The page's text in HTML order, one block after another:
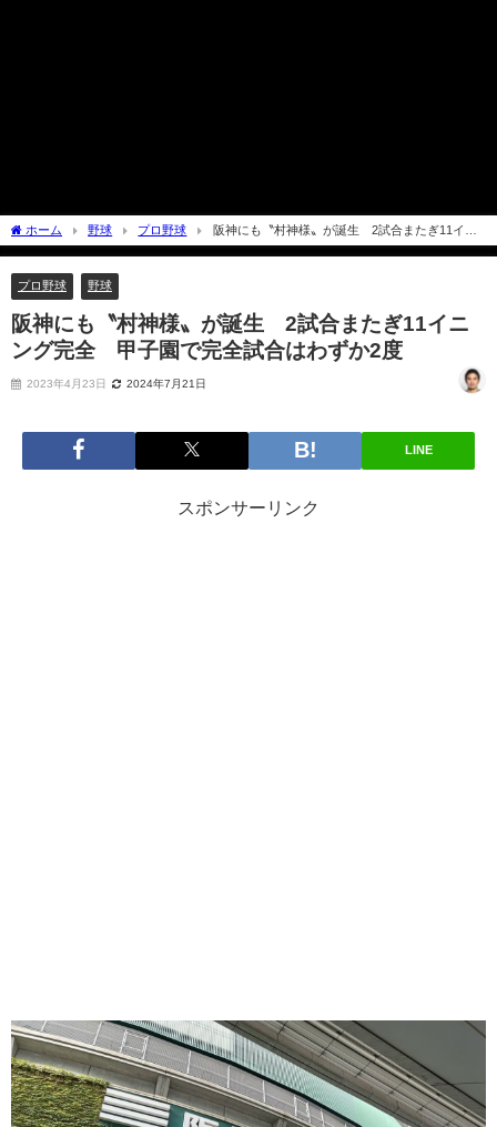
ホーム 野球 プロ野球
阪神にも〝村神様〟が誕生 2試合またぎ11イニ
ング完全 甲子園で完全試合はわずか2度
プロ野球 野球
阪神にも〝村神様〟が誕生 2試合またぎ11イニ
ング完全 甲子園で完全試合はわずか2度
2023年4月23日 2024年7月21日
LINE
スポンサーリンク